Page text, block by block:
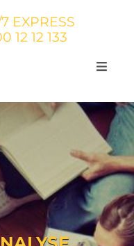
EXPRESS
12 12 133